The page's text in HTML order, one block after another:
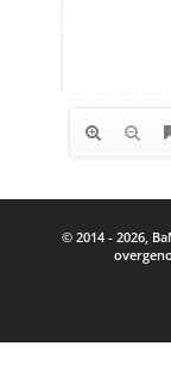
© 2014 - 2026,